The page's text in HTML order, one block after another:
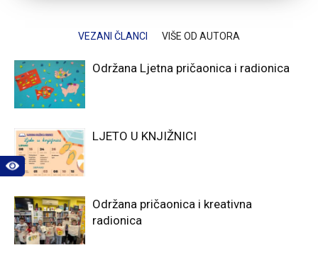
VEZANI ČLANCI VIŠE OD AUTORA
Održana Ljetna pričaonica i radionica
LJETO U KNJIŽNICI
Održana pričaonica i kreativna
radionica